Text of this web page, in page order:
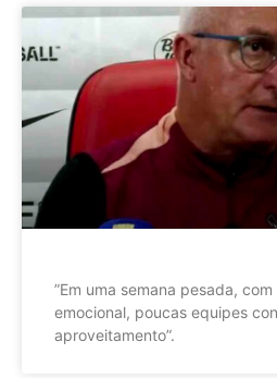
”Em uma semana pesada,
emocional, poucas equipes
aproveitamento”.